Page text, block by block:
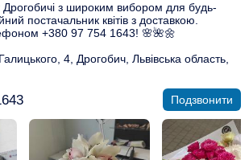
Дрогобичі з широким вибором для будь-
постачальник квітів з доставкою.
+380 97 754 1643! 🌸🌺🌼
4, Дрогобич, Львівська область,
Подзвонити